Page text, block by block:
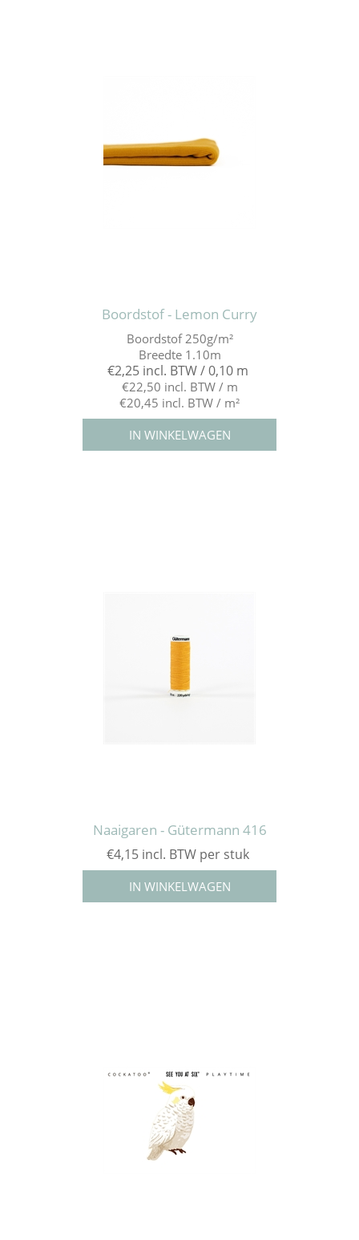
Boordstof - Lemon Curry
Boordstof 250g/m²
Breedte 1.10m
€2,25 incl. BTW / 0,10 m
€22,50 incl. BTW / m
€20,45 incl. BTW / m²
Naaigaren - Gütermann 416
€4,15 incl. BTW per stuk